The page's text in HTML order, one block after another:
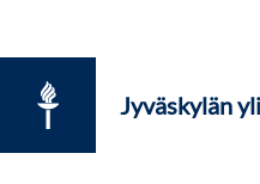
Jyväskylän